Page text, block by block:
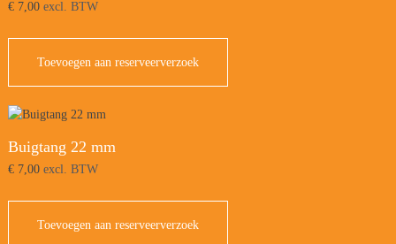
€7,00excl. BTW
Toevoegen aan reserveerverzoek
Buigtang 22 mm
€7,00excl. BTW
Toevoegen aan reserveerverzoek